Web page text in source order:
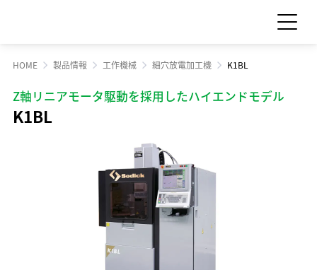
工作機械
産業機械
サプライ品
サポート・サービス情報
サポート・サービス情報 TOP
サービス情報一覧
サステナビリティ
サステナビリティ TOP
HOME 製品情報 工作機械 細穴放電加工機 K1BL
Z軸リニアモータ駆動を採用したハイエンドモデル
K1BL